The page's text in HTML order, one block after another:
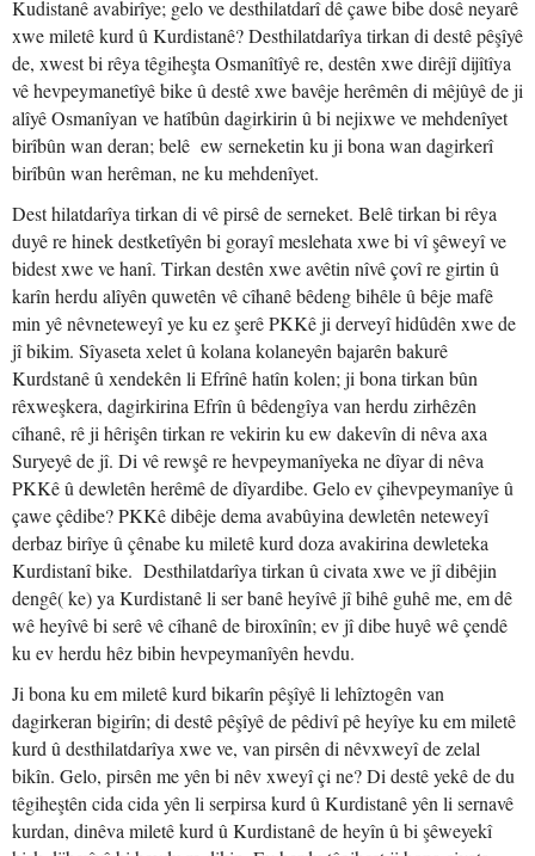
Kudistanê avabirîye; gelo ve desthilatdarî dê çawe bibe dosê neyarê
xwe miletê kurd û Kurdistanê? Desthilatdarîya tirkan di destê pêşîyê
de, xwest bi rêya têgiheşta Osmanîtîyê re, destên xwe dirêjî dijîtîya
vê hevpeymanetîyê bike û destê xwe bavêje herêmên di mêjûyê de ji
alîyê Osmanîyan ve hatîbûn dagirkirin û bi nejixwe ve mehdenîyet
birîbûn wan deran; belê ew serneketin ku ji bona wan dagirkerî
birîbûn wan herêman, ne ku mehdenîyet.
Dest hilatdarîya tirkan di vê pirsê de serneket. Belê tirkan bi rêya
duyê re hinek destketîyên bi gorayî meslehata xwe bi vî şêweyî ve
bidest xwe ve hanî. Tirkan destên xwe avêtin nîvê çovî re girtin û
karîn herdu alîyên quwetên vê cîhanê bêdeng bihêle û bêje mafê
min yê nêvneteweyî ye ku ez şerê PKKê ji derveyî hidûdên xwe de
jî bikim. Sîyaseta xelet û kolana kolaneyên bajarên bakurê
Kurdstanê û xendekên li Efrînê hatîn kolen; ji bona tirkan bûn
rêxweşkera, dagirkirina Efrîn û bêdengîya van herdu zirhêzên
cîhanê, rê ji hêrişên tirkan re vekirin ku ew dakevîn di nêva axa
Suryeyê de jî. Di vê rewşê re hevpeymanîyeka ne dîyar di nêva
PKKê û dewletên herêmê de dîyardibe. Gelo ev çihevpeymanîye û
çawe çêdibe? PKKê dibêje dema avabûyina dewletên neteweyî
derbaz birîye û çênabe ku miletê kurd doza avakirina dewleteka
Kurdistanî bike. Desthilatdarîya tirkan û civata xwe ve jî dibêjin
dengê( ke) ya Kurdistanê li ser banê heyîvê jî bihê guhê me, em dê
wê heyîvê bi serê vê cîhanê de biroxînîn; ev jî dibe huyê wê çendê
ku ev herdu hêz bibin hevpeymanîyên hevdu.
Ji bona ku em miletê kurd bikarîn pêşîyê li lehîztogên van
dagirkeran bigirîn; di destê pêşîyê de pêdivî pê heyîye ku em miletê
kurd û desthilatdarîya xwe ve, van pirsên di nêvxweyî de zelal
bikîn. Gelo, pirsên me yên bi nêv xweyî çi ne? Di destê yekê de du
têgiheştên cida cida yên li serpirsa kurd û Kurdistanê yên li sernavê
kurdan, dinêva miletê kurd û Kurdistanê de heyîn û bi şêweyekî